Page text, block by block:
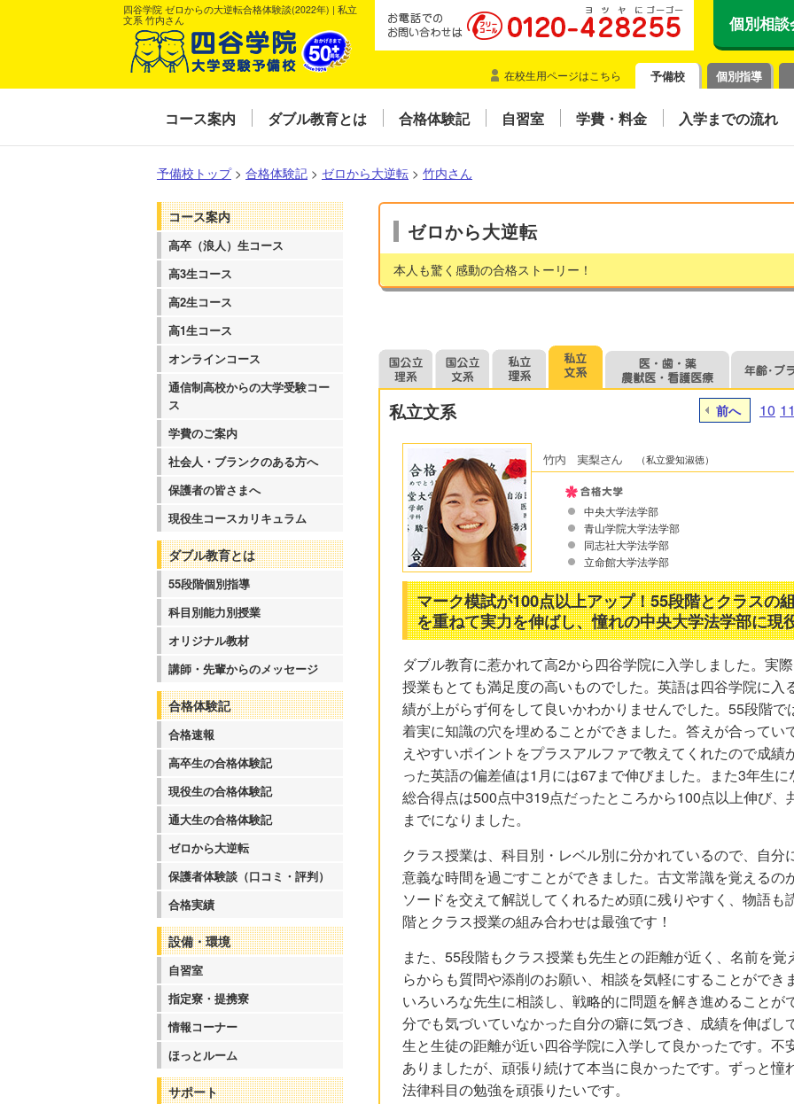
四谷学院 ゼロからの大逆転合格体験談(2022年) | 私立
文系 竹内さん
個別相談
在校生用ページはこちら 予備校 個別指導
コース案内 ダブル教育とは 合格体験記 自習室 学費・料金 入学までの流れ
予備校トップ > 合格体験記 > ゼロから大逆転 > 竹内さん
コース案内
高卒（浪人）生コース
高3生コース
高2生コース
高1生コース
オンラインコース
通信制高校からの大学受験コー
ス
学費のご案内
社会人・ブランクのある方へ
保護者の皆さまへ
現役生コースカリキュラム
ダブル教育とは
55段階個別指導
科目別能力別授業
オリジナル教材
講師・先輩からのメッセージ
合格体験記
合格速報
高卒生の合格体験記
現役生の合格体験記
通大生の合格体験記
ゼロから大逆転
保護者体験談（口コミ・評判）
合格実績
設備・環境
自習室
指定寮・提携寮
情報コーナー
ほっとルーム
サポート
ゼロから大逆転
本人も驚く感動の合格ストーリー！
私立文系 前へ 10 11
（私立愛知淑徳）
中央大学法学部
青山学院大学法学部
同志社大学法学部
立命館大学法学部
マーク模試が100点以上アップ！55段階とクラスの
を重ねて実力を伸ばし、憧れの中央大学法学部に現
ダブル教育に惹かれて高2から四谷学院に入学しました。実
授業もとても満足度の高いものでした。英語は四谷学院に入
績が上がらず何をして良いかわかりませんでした。55段階
着実に知識の穴を埋めることができました。答えが合ってい
えやすいポイントをプラスアルファで教えてくれたので成
った英語の偏差値は1月には67まで伸びました。また3年生
総合得点は500点中319点だったところから100点以上伸び、
までになりました。
クラス授業は、科目別・レベル別に分かれているので、自
意義な時間を過ごすことができました。古文常識を覚えるの
ソードを交えて解説してくれるため頭に残りやすく、物語
階とクラス授業の組み合わせは最強です！
また、55段階もクラス授業も先生との距離が近く、名前を
らからも質問や添削のお願い、相談を気軽にすることがで
いろいろな先生に相談し、戦略的に問題を解き進めることが
分でも気づいていなかった自分の癖に気づき、成績を伸ばし
生と生徒の距離が近い四谷学院に入学して良かったです。不
ありましたが、頑張り続けて本当に良かったです。ずっと憧
法律科目の勉強を頑張りたいです。